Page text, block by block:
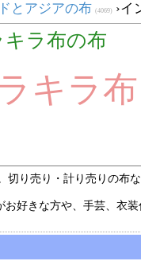
とアジアの布 (4069)›イ
ラ布の布
キラ
り売り・計り売りの布
好きな方や、手芸、衣